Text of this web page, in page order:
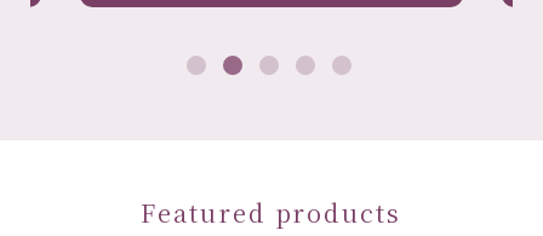
Featured products